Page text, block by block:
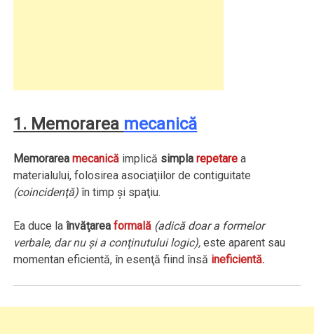
1. Memorarea mecanică
Memorareamecanică implică simplarepetare a
materialului, folosirea asociaţiilor de contiguitate
(coincidenţă) în timp şi spaţiu.
Ea duce laînvăţareaformală (adică doar a formelor
verbale, dar nu şi a conţinutului logic), este aparent sau
momentan eficientă, în esenţă fiind însă ineficientă.